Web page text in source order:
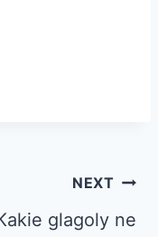
NEXT
glagoly ne